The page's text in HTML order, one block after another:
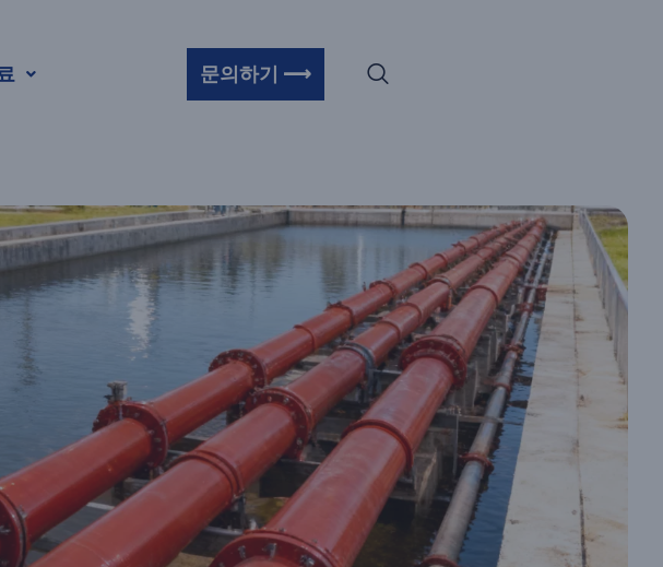
문의하기 ⟶
위한 대규모 플